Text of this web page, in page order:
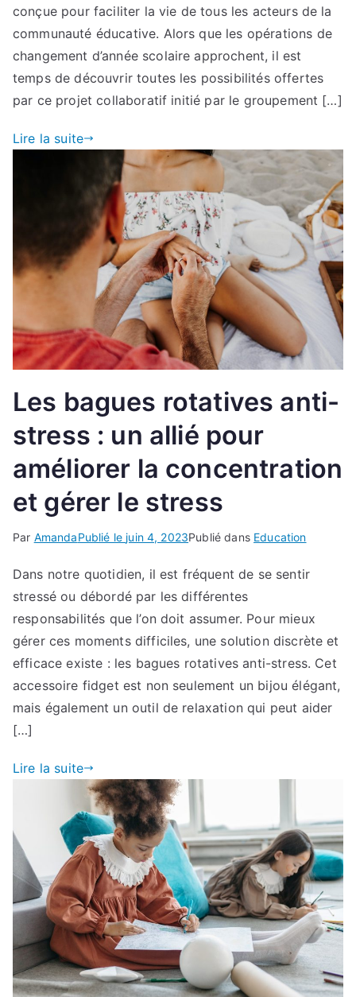
conçue pour faciliter la vie de tous les acteurs de la
communauté éducative. Alors que les opérations de
changement d’année scolaire approchent, il est
temps de découvrir toutes les possibilités offertes
par ce projet collaboratif initié par le groupement […]
Lire la suite
Les bagues rotatives anti-
stress : un allié pour
améliorer la concentration
et gérer le stress
Par AmandaPublié le juin 4, 2023Publié dans Education
Dans notre quotidien, il est fréquent de se sentir
stressé ou débordé par les différentes
responsabilités que l’on doit assumer. Pour mieux
gérer ces moments difficiles, une solution discrète et
efficace existe : les bagues rotatives anti-stress. Cet
accessoire fidget est non seulement un bijou élégant,
mais également un outil de relaxation qui peut aider
[…]
Lire la suite